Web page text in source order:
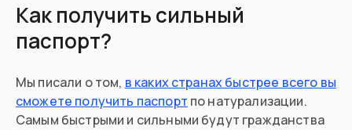
Как получить сильный
паспорт?
Мы писали о том, в каких странах быстрее всего вы
сможете получить паспорт по натурализации.
Самым быстрыми и сильными будут гражданства